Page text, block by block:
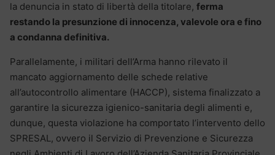
la denuncia in stato di libertà della titolare, ferma
restando la presunzione di innocenza, valevole ora e fino
a condanna definitiva.
Parallelamente, i militari dell’Arma hanno rilevato il
mancato aggiornamento delle schede relative
all’autocontrollo alimentare (HACCP), sistema finalizzato a
garantire la sicurezza igienico-sanitaria degli alimenti e,
dunque, questa violazione ha comportato l’intervento dello
SPRESAL, ovvero il Servizio di Prevenzione e Sicurezza